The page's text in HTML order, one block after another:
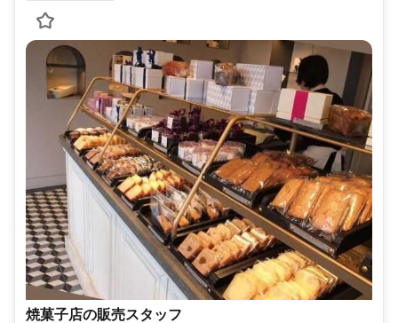
焼菓子店の販売スタッフ